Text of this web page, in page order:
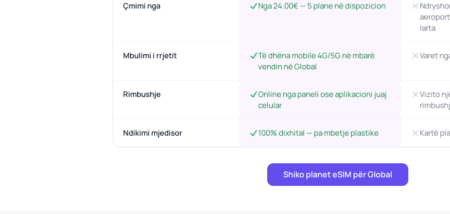
Çmimi nga Nga 24.00€ — 5 plane në dispozicion
larta
Mbulimi i rrjetit
Të dhëna mobile 4G/5G në mbarë
vendin në Global
Varet
Rimbushje
Online nga paneli ose aplikacioni juaj
celular
Vizito
Ndikimi mjedisor 100% dixhital — pa mbetje plastike Kartë
Shiko planet eSIM për Global